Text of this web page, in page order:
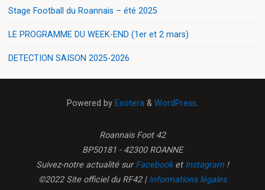
Stage Football du Roannais – été 2025
LE PROGRAMME DU WEEK-END (1er et 2 mars)
DETECTION SAISON 2025-2026
Powered by Esotera & WordPress.
Roannais Foot 42
BP50181 - 42300 ROANNE
Suivez-notre actualité surFacebooket Instagram !
©2022 Site officiel du RF42 | Informations légales